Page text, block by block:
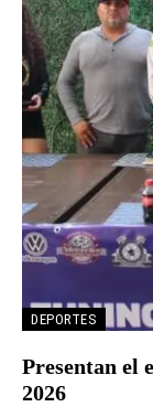
DEPORTES
Presentan el
2026